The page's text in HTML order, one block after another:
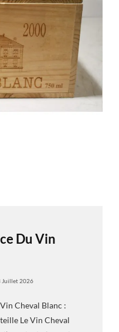
Du Vin
Juillet 2026
Cheval Blanc :
Le Vin Cheval